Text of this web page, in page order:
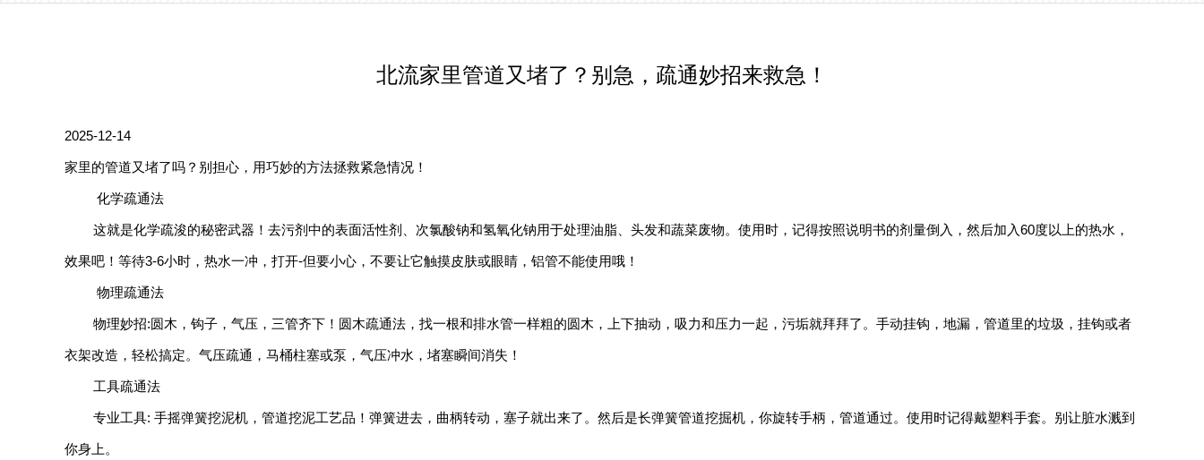
北流家里管道又堵了？别急，疏通妙招来救急！
2025-12-14
家里的管道又堵了吗？别担心，用巧妙的方法拯救紧急情况！
化学疏通法
这就是化学疏浚的秘密武器！去污剂中的表面活性剂、次氯酸钠和氢氧化钠用于处理油脂、头发和蔬菜废物。使用时，记得按照说明书的剂量倒入，然后加入60度以上的热水，
效果吧！等待3-6小时，热水一冲，打开-但要小心，不要让它触摸皮肤或眼睛，铝管不能使用哦！
物理疏通法
物理妙招:圆木，钩子，气压，三管齐下！圆木疏通法，找一根和排水管一样粗的圆木，上下抽动，吸力和压力一起，污垢就拜拜了。手动挂钩，地漏，管道里的垃圾，挂钩或者
衣架改造，轻松搞定。气压疏通，马桶柱塞或泵，气压冲水，堵塞瞬间消失！
工具疏通法
专业工具: 手摇弹簧挖泥机，管道挖泥工艺品！弹簧进去，曲柄转动，塞子就出来了。然后是长弹簧管道挖掘机，你旋转手柄，管道通过。使用时记得戴塑料手套。别让脏水溅到
你身上。